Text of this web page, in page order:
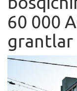
Blog
Yana
Qidirish
60 000
grantlar